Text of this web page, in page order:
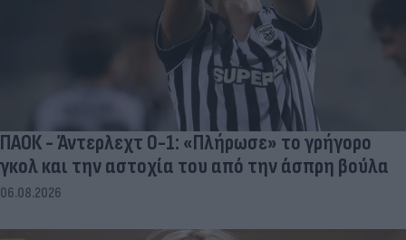
ΠΑΟΚ - Άντερλεχτ 0-1: «Πλήρωσε» το γρήγορο
γκολ και την αστοχία του από την άσπρη βούλα
06.08.2026